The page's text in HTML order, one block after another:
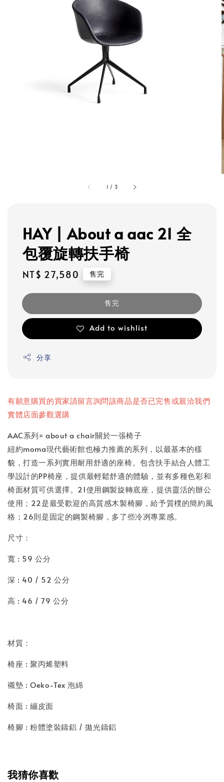
1 / 3
HAY | About a aac 21 全
包覆旋轉扶手椅
Regular
NT$ 27,580 售完
售完
Add to wishlist
分享
有願意購買的買家請留言詢問該商品是否已完售或親洽我們
實體店面參觀選購
AAC系列= about a chair關於一張椅子
紐約moma現代藝術館也極力推薦的系列，以最基本的樣
貌，打造一系列實用耐用舒適的座椅。包含扶手結合人體工
學設計的PP椅座，提供最輕鬆舒適的體驗，並有多種色彩和
椅面材質可供選擇。21使用鋼製旋轉底座，提供靈活的辦公
使用；22是最受歡迎的高質感木製椅腳，給予質樸的簡約風
格；26則是固定的鋼製椅腳，多了些冷冽專業感。
尺寸：
寬 : 59 公分
深 : 40 / 52 公分
高 : 46 / 79 公分
材質：
椅座 : 聚丙烯塑料
襯墊 : Oeko-Tex 泡綿
椅面 : 繃皮面
椅腳 : 粉體塗裝鑄鋁 / 拋光鑄鋁
我猜你喜歡